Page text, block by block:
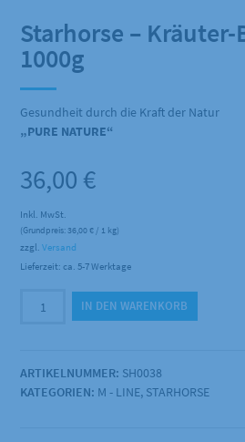
Starhorse –
1000g
Gesundheit durch die Kraft der Natur
„PURE NATURE“
36,00 €
Inkl. MwSt.
(Grundpreis: 36,00 € / 1 kg)
zzgl.Versand
Lieferzeit: ca. 5-7 Werktage
Starhorse
1000g
Menge
IN DEN WARENKORB
ARTIKELNUMMER: SH0038
KATEGORIEN: M - LINE, STARHORSE